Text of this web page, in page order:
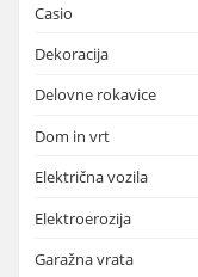
Casio
Dekoracija
Delovne rokavice
Dom in vrt
Električna vozila
Elektroerozija
Garažna vrata